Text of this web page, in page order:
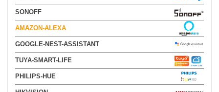
SONOFF
AMAZON-ALEXA
GOOGLE-NEST-ASSISTANT
TUYA-SMART-LIFE
PHILIPS-HUE